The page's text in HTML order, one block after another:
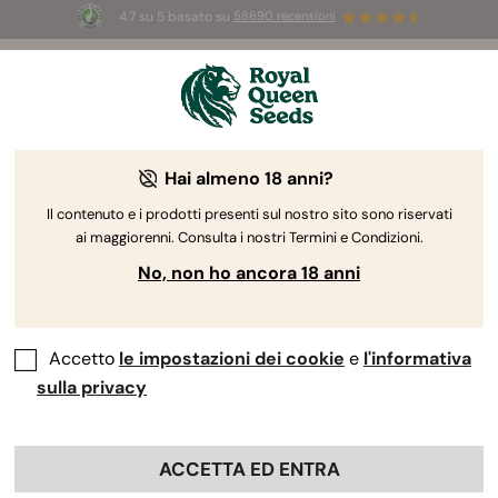
4.7 su 5 basato su 58690 recensioni
Summer Sales:Fino al 50% di sconto
su prodotti selezionati! ⏤
Semi a fioritura rapida
Avete bisogno di velocità? I nostri semi di cannabis
a fioritura rapida producono piante ideali per i
coltivatori che desiderano raccogliere il prima
del loro raccolto.
Ordina per
43 Prodotti
Hai almeno 18 anni?
Il contenuto e i prodotti presenti sul nostro sito sono riservati
ai maggiorenni. Consulta i nostri Termini e Condizioni.
No, non ho ancora 18 anni
Accetto le impostazioni dei cookie e l'informativa
sulla privacy
ACCETTA ED ENTRA